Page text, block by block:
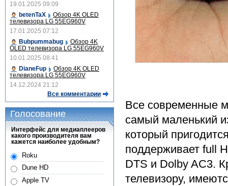
Все современные
самый маленький
который
поддерживает full
DTS и Dolby AC3.
телевизору,
19.01.2025 09:09
betenTaX
Обзор 4K OLED
телевизора LG 55EG960V
17.01.2025 07:12
Bubpummabug
Обзор 4K
OLED телевизора LG 55EG960V
10.01.2025 08:41
DianeFup
Обзор 4K OLED
телевизора LG 55EG960V
14.12.2024 21:12
Все комментарии
Голосование
Интерфейс для медиаплееров
какого производителя вам
кажется наиболее удобным?
Roku
Dune HD
Apple TV